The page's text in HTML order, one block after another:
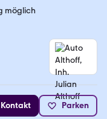
möglich
Kontakt Parken